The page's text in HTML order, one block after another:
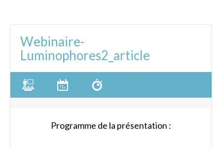
Webinaire-
Luminophores2_article
Programme de la présentation :